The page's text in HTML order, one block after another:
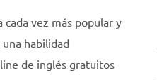
vez más popular y
habilidad
de inglés gratuitos